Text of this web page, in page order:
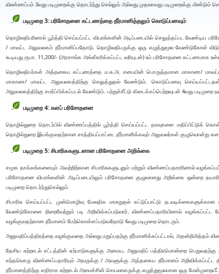
விண்ணப்பம் 3வது படிமுறைக்கு தொடர்ந்து செல்லும் அல்லது முதலாவது படிமுறைக்கு மீண்டும்
படிமுறை 3: பரிசோதனை கட்டணத்தை தீர்மானித்தலும் கொடுப்பனவும்
தொழிலதிபரினால் பூர்த்தி செய்யப்பட்ட விபரங்களின் அடிப்படையில் செலுத்தப்பட
/ மாவட்ட அலுவலகம் தீர்மானிப்பதோடு, தொழிலதிபருக்கு ஒரு எழுத்துமூல வேண்டுகோள்
கூடியது ரூபா. 11,200/- (அரசாங்க அங்கீகரிக்கப்பட்ட வரியுடன்) உம் பரிசோதனை கட்டணமாக
தொழிலதிபர்கள் அத்தகைய கட்டணத்தை ம.சு.அ. சபையின் பொருத்தமான மாகாண/
மாகாண/ மாவட்ட அலுவலகத்திற்கு செலுத்துதல் வேண்டும். கொடுப்பனவு
அலுவலகத்திற்கு சமர்ப்பிக்கப்படல் வேண்டும். பற்றுச்சீட்டு கிடைக்கப்பெற்றவுடன் 4வது படிமுறை
படிமுறை 4: களப் பரிசோதனை
தொழில்துறை தொடர்பில் விண்ணப்பத்தில் பூர்த்தி செய்யப்பட்ட தரவுகளை மதிப்பிட்டுக்
தொழில்துறை இயங்குவதற்கான சாத்தியப்பாட்டை தீர்மானிக்கவும் அலுவலர்கள்
படிமுறை 5: சிபாரிசுகளுடனான பரிசோதனை அறிக்கை
சமூக தாக்கங்களையும் அவற்றிற்கான சிபாரிசுகளுடனும் மற்றும் விண்ணப்பதாரரினால்
பரிசோதனை விபரங்களின் அடிப்படையிலும் பரிசோதனை குழுவானது அறிக்கை ஒன்றை
படிமுறை தொடர்ந்துசெல்லும்.
சிபாரிசு செய்யப்பட்ட முன்மொழிவு மேலதிக மாசுறுதல் கட்டுப்பாட்டு
வேண்டுகோளை நிறைவேற்றும் படி அறிவிக்கப்படுவார். விண்ணப்பதாரியினால் வழங்கப்பட்ட
வழங்குவதற்கான தீர்மானம் மேற்கொள்ளப்படுவதோடு 6வது படிமுறை தொடரும்.
அனுமதிப்பத்திரத்தை வழங்குவதை அல்லது மறுப்பதற்கு தீர்மானிக்கப்பட்டால், அதன்நிமித்தம்
தேசிய சுற்றாடல் சட்டத்தின் ஏற்பாடுகளுக்கு அமைய, அனுமதிப் பத்திரமொன்றை பெறுவதற்கு
எந்தவொரு விண்ணப்பதாரியும் அவருக்கு / அவளுக்கு அத்தகைய தீர்மானம் அறிவிக்கப்பட்ட
தீர்மானத்திற்கு எதிராக சுற்றாடல் அமைச்சின் செயலாளருக்கு எழுத்துமூலமான ஒரு